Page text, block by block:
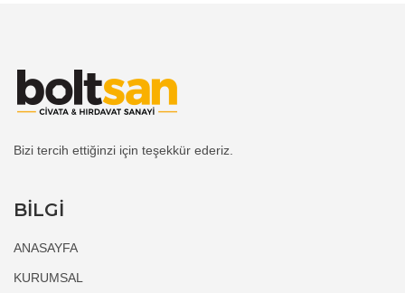
Bizi tercih ettiğinzi için teşekkür ederiz.
BİLGİ
ANASAYFA
KURUMSAL